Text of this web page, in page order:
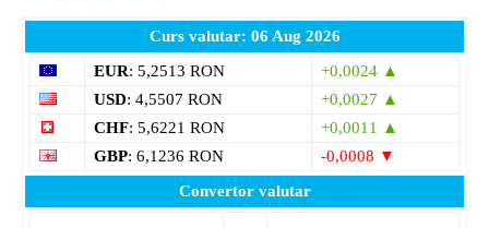
Curs valutar: 06 Aug 2026
EUR: 5,2513 RON
+0,0024 ▲
USD: 4,5507 RON
+0,0027 ▲
CHF: 5,6221 RON
+0,0011 ▲
GBP: 6,1236 RON
-0,0008 ▼
Convertor valutar